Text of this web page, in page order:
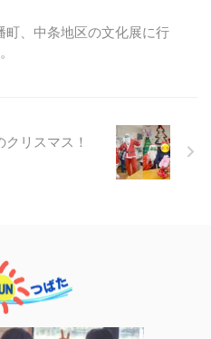
町、中条地区の文化展に行
リスマス！